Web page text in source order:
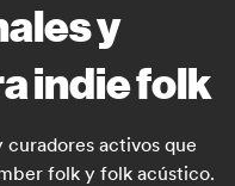
y
indie folk
activos que
folk y folk acústico.